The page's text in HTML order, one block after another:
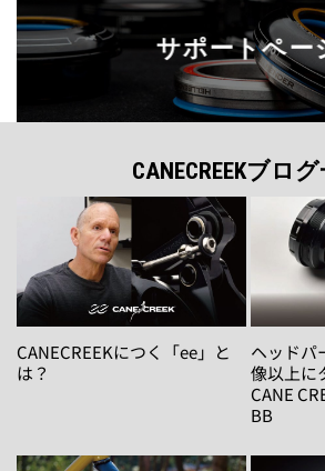
サポートペー
CANECREEKブロ
CANECREEKにつく「ee」と
は？
ヘッドパ
像以上に
CANE
BB